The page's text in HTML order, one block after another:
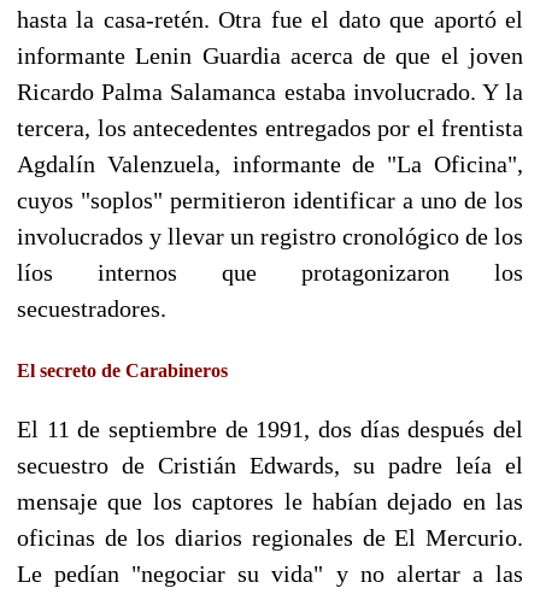
hasta la casa-retén. Otra fue el dato que aportó el
informante Lenin Guardia acerca de que el joven
Ricardo Palma Salamanca estaba involucrado. Y la
tercera, los antecedentes entregados por el frentista
Agdalín Valenzuela, informante de "La Oficina",
cuyos "soplos" permitieron identificar a uno de los
involucrados y llevar un registro cronológico de los
líos internos que protagonizaron los
secuestradores.
El secreto de Carabineros
El 11 de septiembre de 1991, dos días después del
secuestro de Cristián Edwards, su padre leía el
mensaje que los captores le habían dejado en las
oficinas de los diarios regionales de El Mercurio.
Le pedían "negociar su vida" y no alertar a las